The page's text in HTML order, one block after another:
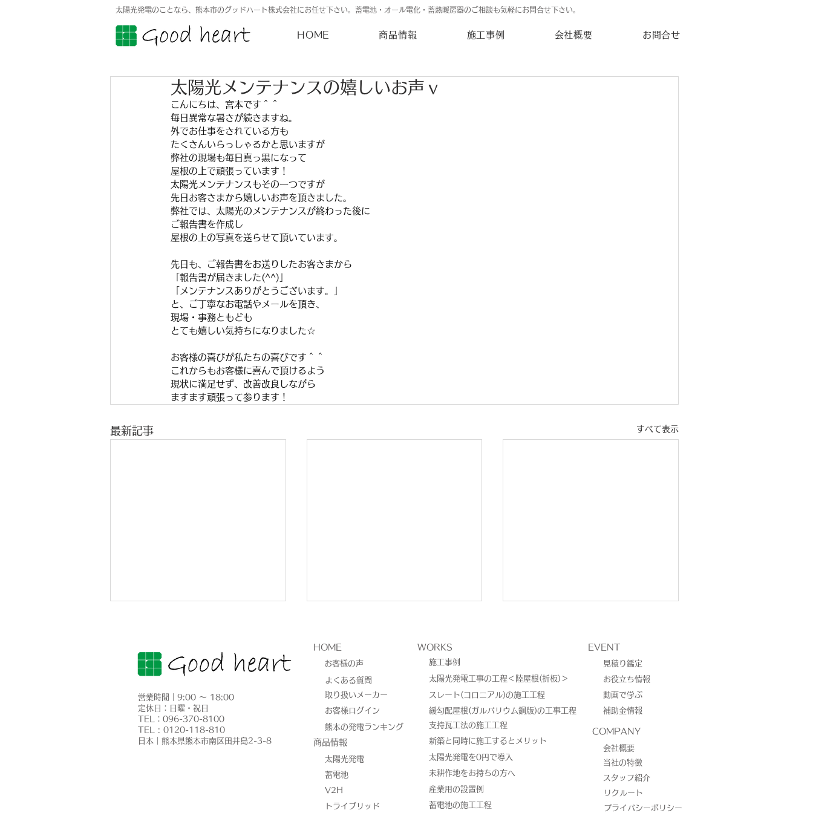
太陽光発電のことなら、熊本市のグッドハート株式会社にお任せ下さい。蓄電池・オール電化・蓄熱暖房器のご相談も気軽にお問合せ下さい。
HOME 商品情報 施工事例 会社概要 お問合せ
太陽光メンテナンスの嬉しいお声ｖ
こんにちは、宮本です＾＾
毎日異常な暑さが続きますね。
外でお仕事をされている方も
たくさんいらっしゃるかと思いますが
弊社の現場も毎日真っ黒になって
屋根の上で頑張っています！
太陽光メンテナンスもその一つですが
先日お客さまから嬉しいお声を頂きました。
弊社では、太陽光のメンテナンスが終わった後に
ご報告書を作成し
屋根の上の写真を送らせて頂いています。
先日も、ご報告書をお送りしたお客さまから
「報告書が届きました(^^)」
「メンテナンスありがとうございます。」
と、ご丁寧なお電話やメールを頂き、
現場・事務ともども
とても嬉しい気持ちになりました☆
お客様の喜びが私たちの喜びです＾＾
これからもお客様に喜んで頂けるよう
現状に満足せず、改善改良しながら
ますます頑張って参ります！
最新記事 すべて表示
菊池市旭志川辺でニチコン
「トライブリッド蓄電システ
太陽光発電・蓄電池工事／熊
本市東区戸島
電5.115kW＋EP CUBE
13.3kWh創蓄連携システム
営業時間｜9:00 ～ 18:00
定休日：日曜・祝日
​TEL：096-370-8100
TEL : 0120-118-810
​日本｜熊本県熊本市南区田井島2-3-8
HOME
お客様の声
よくある質問
取り扱いメーカー
お客様ログイン
熊本の発電ランキング
​商品情報
太陽光発電
蓄電池
V2H
トライブリッド
WORKS EVENT
施工事例
太陽光発電工事の工程＜陸屋根(折板)＞
スレート(コロニアル)の施工工程
緩勾配屋根(ガルバリウム鋼版)の工事工程
​支持瓦工法の施工工程
新築と同時に施工するとメリット
太陽光発電を0円で導入
未耕作地をお持ちの方へ
産業用の設置例
蓄電池の施工工程
見積り鑑定
お役立ち情報
動画で学ぶ
補助金情報
COMPANY
会社概要
当社の特徴
スタッフ紹介
リクルート
プライバシーポリシー